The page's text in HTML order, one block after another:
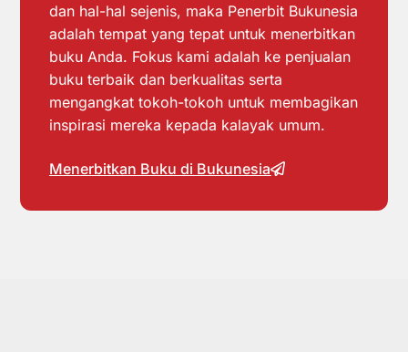
dan hal-hal sejenis, maka Penerbit Bukunesia
adalah tempat yang tepat untuk menerbitkan
buku Anda. Fokus kami adalah ke penjualan
buku terbaik dan berkualitas serta
mengangkat tokoh-tokoh untuk membagikan
inspirasi mereka kepada kalayak umum.
Menerbitkan Buku di Bukunesia